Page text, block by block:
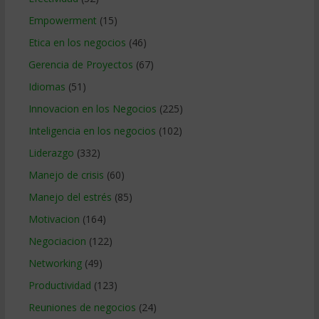
Empowerment (15)
Etica en los negocios (46)
Gerencia de Proyectos (67)
Idiomas (51)
Innovacion en los Negocios (225)
Inteligencia en los negocios (102)
Liderazgo (332)
Manejo de crisis (60)
Manejo del estrés (85)
Motivacion (164)
Negociacion (122)
Networking(49)
Productividad (123)
Reuniones de negocios (24)